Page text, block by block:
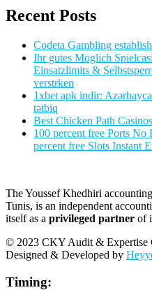
Recent Posts
Codeta Gambling
Ihr gutes Moglich
Einsatzlimits &
verstrken
1xbet apk indir:
tətbiq
Best Chicken Path
100 percent free Ports
percent free Slots Instant
The Youssef Khedhiri
Tunis, is an independent
itself as a privileged partner of
© 2023 CKY Audit & Expertise
Designed & Developed by
Timing: